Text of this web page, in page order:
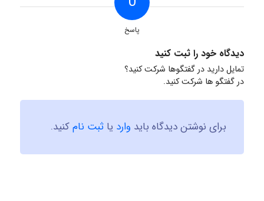
پاسخ
دیدگاه خود را ثبت کنید
تمایل دارید در گفتگوها شرکت کنید؟
در گفتگو ها شرکت کنید.
برای نوشتن دیدگاه باید وارد یا ثبت نامکنید.